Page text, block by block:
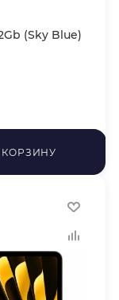
(Sky Blue)
КОРЗИНУ